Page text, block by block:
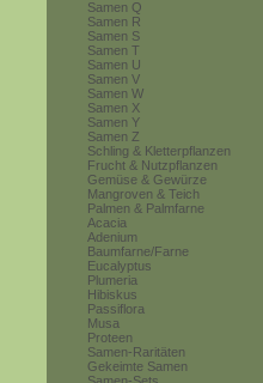
Samen Q
Samen R
Samen S
Samen T
Samen U
Samen V
Samen W
Samen X
Samen Y
Samen Z
Schling & Kletterpflanzen
Frucht & Nutzpflanzen
Gemüse & Gewürze
Mangroven & Teich
Palmen & Palmfarne
Acacia
Adenium
Baumfarne/Farne
Eucalyptus
Plumeria
Hibiskus
Passiflora
Musa
Proteen
Samen-Raritäten
Gekeimte Samen